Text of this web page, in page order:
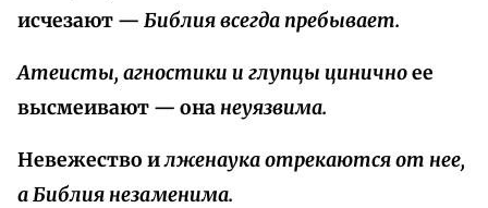
исчезают — Библия всегда пребывает.
Атеисты, агностики и глупцы циничноее
высмеивают — онанеуязвима.
Невежество илженаука отрекаются от нее,
а Библия незаменима.